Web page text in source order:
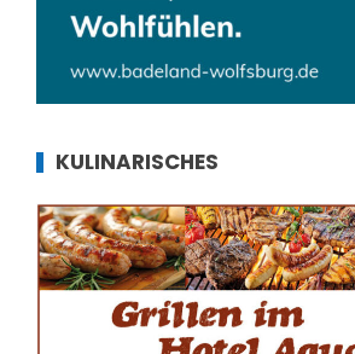
KULINARISCHES